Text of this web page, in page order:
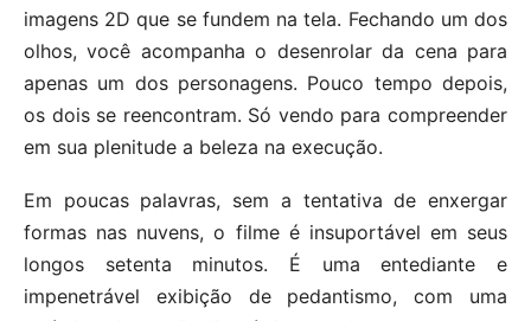
imagens 2D que se fundem na tela. Fechando um dos
olhos, você acompanha o desenrolar da cena para
apenas um dos personagens. Pouco tempo depois,
os dois se reencontram. Só vendo para compreender
em sua plenitude a beleza na execução.
Em poucas palavras, sem a tentativa de enxergar
formas nas nuvens, o filme é insuportável em seus
longos setenta minutos. É uma entediante e
impenetrável exibição de pedantismo, com uma